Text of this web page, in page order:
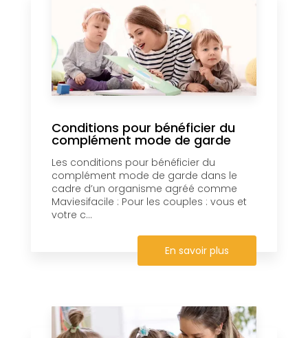
Conditions pour bénéficier du
complément mode de garde
Les conditions pour bénéficier du
complément mode de garde dans le
cadre d’un organisme agréé comme
Maviesifacile : Pour les couples : vous et
votre c...
En savoir plus